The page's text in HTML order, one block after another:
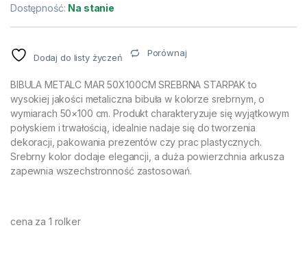
Dostępność: Na stanie
Dodaj do listy życzeń Porównaj
BIBULA METALC MAR 50X100CM SREBRNA STARPAK to
wysokiej jakości metaliczna bibuła w kolorze srebrnym, o
wymiarach 50×100 cm. Produkt charakteryzuje się wyjątkowym
połyskiem i trwałością, idealnie nadaje się do tworzenia
dekoracji, pakowania prezentów czy prac plastycznych.
Srebrny kolor dodaje elegancji, a duża powierzchnia arkusza
zapewnia wszechstronność zastosowań.
cena za 1 rolker